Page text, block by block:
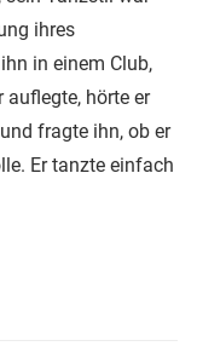
ihres
in einem Club,
auflegte, hörte er
fragte ihn, ob er
Er tanzte einfach